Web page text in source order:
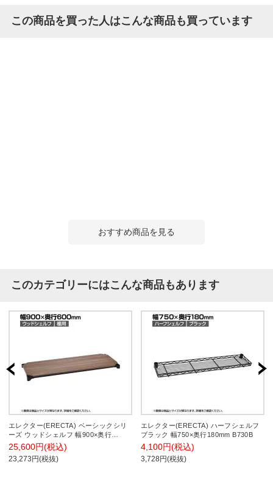
この商品を買った人はこんな商品も買っています
おすすめ商品を見る
このカテゴリーにはこんな商品もあります
エレクター(ERECTA) ベーシックシリ
ーズ ウッドシェルフ 幅900×奥行
600mm ウォールナットウッド ブラッ
クフレーム 棚用 B2436MWB1
25,600円(税込)
23,273円(税抜)
エレクター(ERECTA) ハーフシェルフ
ブラック 幅750×奥行180mm B730B
4,100円(税込)
3,728円(税抜)